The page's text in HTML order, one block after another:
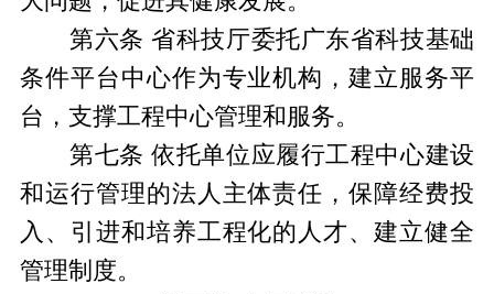
第六条 省科技厅委托广东省科技基础
条件平台中心作为专业机构，建立服务平
台，支撑工程中心管理和服务。
第七条 依托单位应履行工程中心建设
和运行管理的法人主体责任，保障经费投
入、引进和培养工程化的人才、建立健全
管理制度。